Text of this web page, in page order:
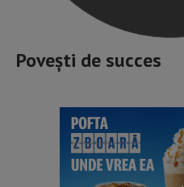
Povești de succes